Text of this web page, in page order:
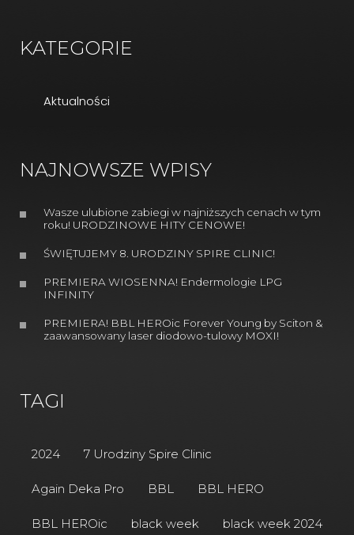
KATEGORIE
Aktualności
NAJNOWSZE WPISY
Wasze ulubione zabiegi w najniższych cenach w tym
roku! URODZINOWE HITY CENOWE!
ŚWIĘTUJEMY 8. URODZINY SPIRE CLINIC!
PREMIERA WIOSENNA! Endermologie LPG
INFINITY
PREMIERA! BBL HEROic Forever Young by Sciton &
zaawansowany laser diodowo-tulowy MOXI!
TAGI
2024 7 Urodziny Spire Clinic
Again Deka Pro BBL BBL HERO
BBL HEROic black week black week 2024